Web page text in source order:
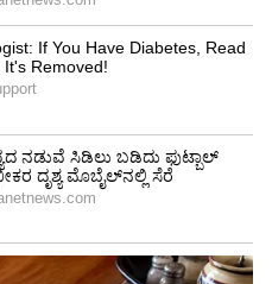
ಆಂದೋಲನದ ರೂಪದಲ್ಲಿ
ವಿತರಿಸುವ
ನಿರ್ವಹಿಸುತ್ತಿದೆ.
ಊರಿನ ಹೊರಗಿನ
ಅವರಿಗೆ
ಕೃಷಿ ಮತ್ತು ಕೂಲಿ
ಸರ್ಕಾರ ನೀಡುತ್ತಿದೆ